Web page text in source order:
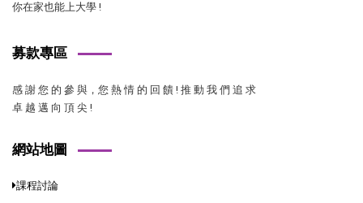
你在家也能上大學 !
募款專區
感 謝 您 的 參 與，您 熱 情 的 回 饋 ! 推 動 我 們 追 求
卓 越 邁 向 頂 尖 !
網站地圖
課程討論